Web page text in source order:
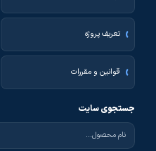
تعریف پروژه
قوانین و مقررات
جستجوی سایت